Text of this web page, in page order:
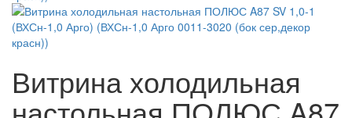
Витрина холодильная